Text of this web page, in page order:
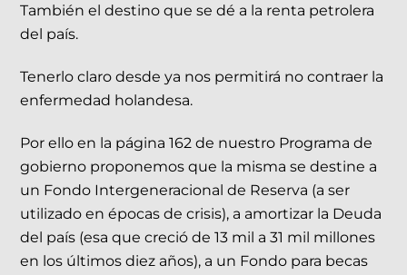
También el destino que se dé a la renta petrolera
del país.
Tenerlo claro desde ya nos permitirá no contraer la
enfermedad holandesa.
Por ello en la página 162 de nuestro Programa de
gobierno proponemos que la misma se destine a
un Fondo Intergeneracional de Reserva (a ser
utilizado en épocas de crisis), a amortizar la Deuda
del país (esa que creció de 13 mil a 31 mil millones
en los últimos diez años), a un Fondo para becas